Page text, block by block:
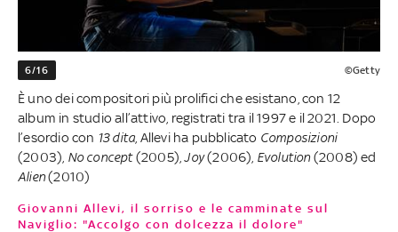
6/16 ©Getty
È uno dei compositori più prolifici che esistano, con 12
album in studio all’attivo, registrati tra il 1997 e il 2021. Dopo
l’esordio con 13 dita , Allevi ha pubblicato Composizioni
(2003), No concept(2005),Joy(2006), Evolution(2008) ed
Alien(2010)
Giovanni Allevi, il sorriso e le camminate sul
Naviglio: "Accolgo con dolcezza il dolore"